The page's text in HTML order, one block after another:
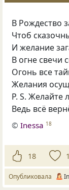
В Рождество
Чтоб
И желание
В огне свечи
Огонь все
Желания
P. S. Желайте
Ведь всё
©Inessa 18
18
Опубликовала